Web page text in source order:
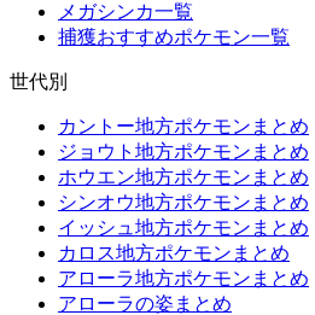
メガシンカ一覧
捕獲おすすめポケモン一覧
世代別
カントー地方ポケモンまとめ
ジョウト地方ポケモンまとめ
ホウエン地方ポケモンまとめ
シンオウ地方ポケモンまとめ
イッシュ地方ポケモンまとめ
カロス地方ポケモンまとめ
アローラ地方ポケモンまとめ
アローラの姿まとめ